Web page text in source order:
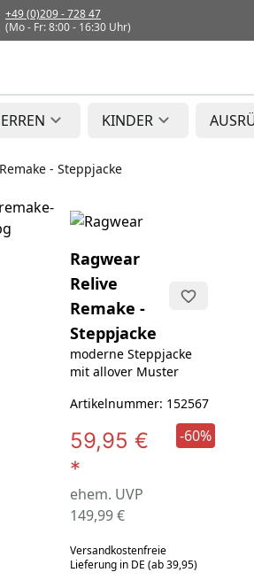
+49 (0)209 - 728 47
(Mo - Fr: 8:00 - 16:30 Uhr)
KINDER
- Steppjacke
Ragwear
Relive
Remake -
Steppjacke
moderne Steppjacke
mit allover Muster
Artikelnummer: 152567
59,95 €
*
ehem. UVP
149,99 €
-60%
Versandkostenfreie
Lieferung in DE (ab 39,95)